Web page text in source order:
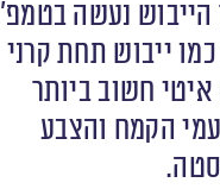
הייבוש נעשה בטמפ’
ייבוש תחת קרני
חשוב ביותר
הקמח והצבע